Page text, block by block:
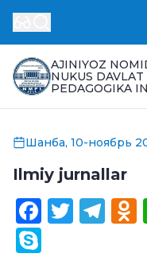
AJINIYOZ
NUKUS DAVLAT
PEDAGOGIKA
Шанба, 10-ноябрь
Ilmiy jurnallar